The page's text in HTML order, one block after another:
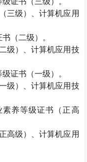
三级）、计算机应用
（二级）。
级）、计算机应用技
证书（一级）。
级）、计算机应用技
素养等级证书（正高
高级）、计算机应用